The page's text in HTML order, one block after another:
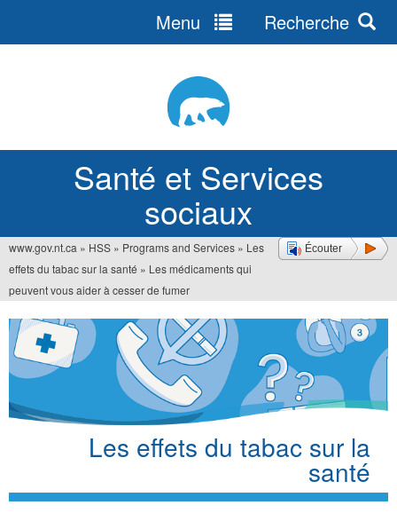
Santé et Services
sociaux
Menu Recherche
Écouter
Vous
êtes
ici
www.gov.nt.ca » HSS » Programs and Services » Les
effets du tabac sur la santé » Les médicaments qui
peuvent vous aider à cesser de fumer
Les effets du tabac sur la
santé